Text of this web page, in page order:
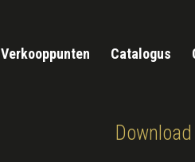
Verkooppunten Catalogus